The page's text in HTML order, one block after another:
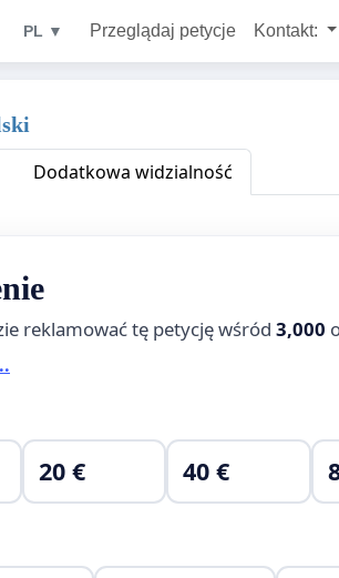
PL ▼ Przeglądaj petycje Kontakt:
Dodatkowa widzialność
reklamować tę petycję wśród 3,000
20 € 40 €